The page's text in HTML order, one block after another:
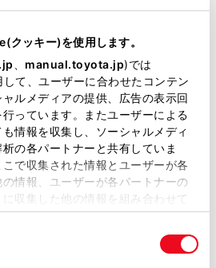
クッキー)を使用します。
manual.toyota.jp)では
て、ユーザーに合わせたコンテン
ルメディアの提供、広告の表示回
っています。またユーザーによる
情報を収集し、ソーシャルメディ
の各パートナーと共有していま
で収集された情報とユーザーが各
情報、ユーザーが各パートナーの
収集した他の情報を組み合わせて
当ウェブサイトの使用を続行する
とスムーズな対応
等情報はこちら
問い合わせ